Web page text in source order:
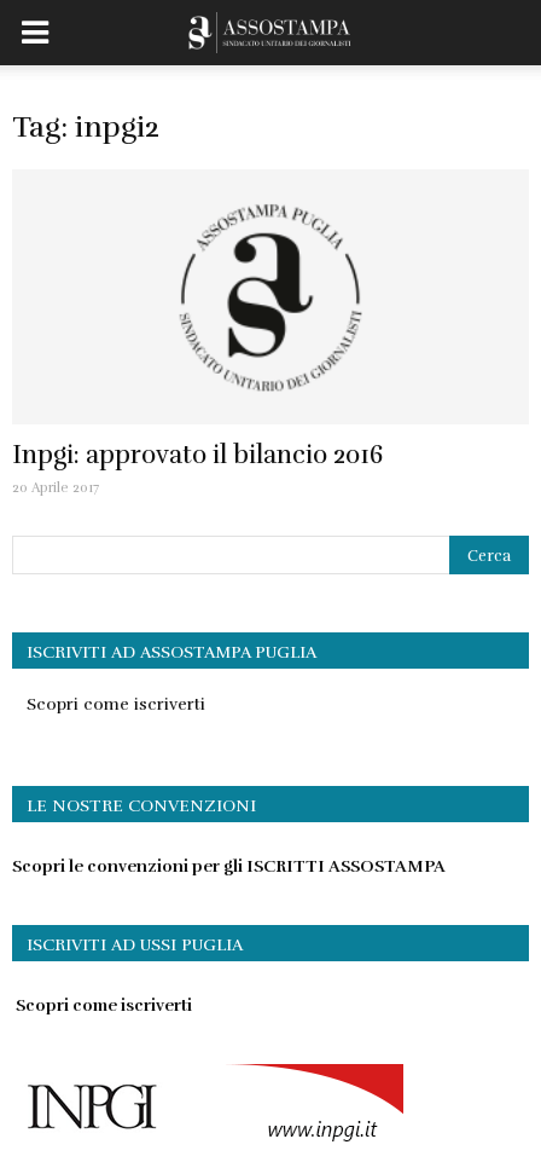
Tag: inpgi2
Inpgi: approvato il bilancio 2016
20 Aprile 2017
ISCRIVITI AD ASSOSTAMPA PUGLIA
Scopri come iscriverti
LE NOSTRE CONVENZIONI
Scopri le convenzioni per gli ISCRITTI ASSOSTAMPA
ISCRIVITI AD USSI PUGLIA
Scopri come iscriverti